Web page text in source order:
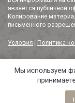
является публичной
Копирование
письменного
Условия | Политика
© 2014-2026 «3
Мы используем
принимаете